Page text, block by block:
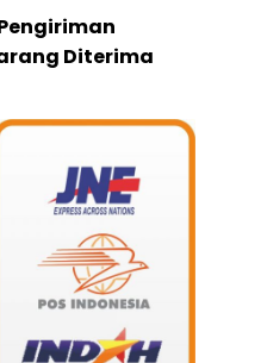
Diterima